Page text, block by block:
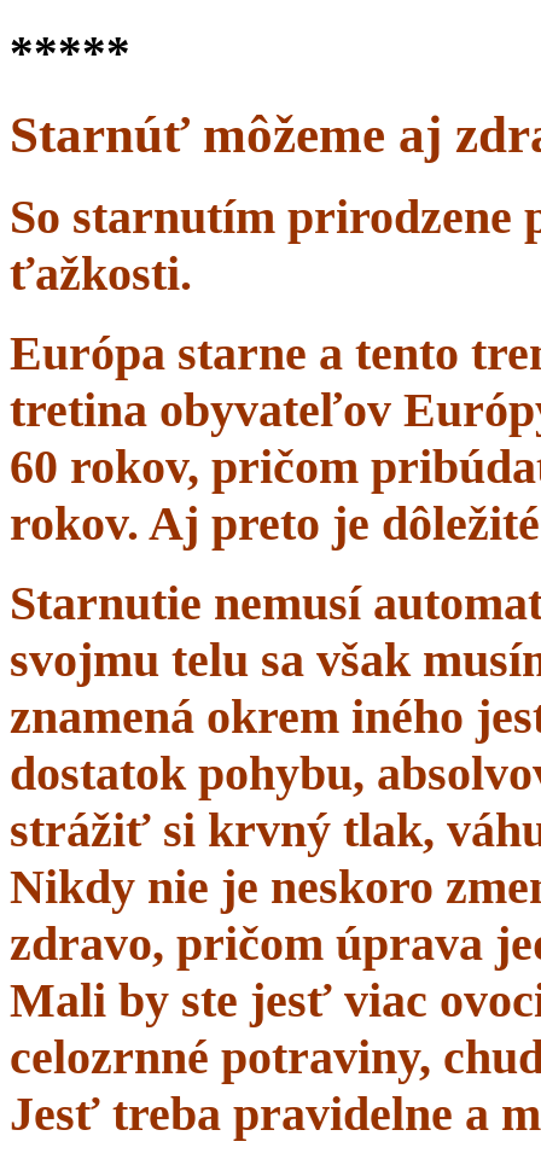
*****
Starnúť môžeme aj
So starnutím prirodzene
ťažkosti.
Európa starne a tento
tretina obyvateľov
60 rokov, pričom
rokov. Aj preto je
Starnutie nemusí
svojmu telu sa však
znamená okrem iného
dostatok pohybu,
strážiť si krvný tlak,
Nikdy nie je neskoro
zdravo, pričom úprava
Mali by ste jesť viac
celozrnné potraviny,
Jesť treba pravidelne a